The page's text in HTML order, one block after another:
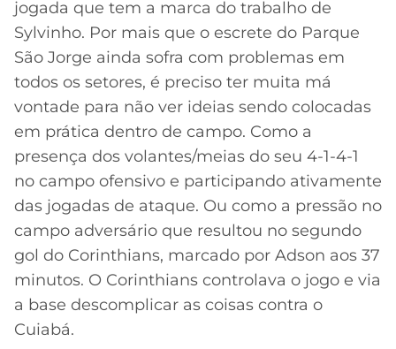
jogada que tem a marca do trabalho de
Sylvinho. Por mais que o escrete do Parque
São Jorge ainda sofra com problemas em
todos os setores, é preciso ter muita má
vontade para não ver ideias sendo colocadas
em prática dentro de campo. Como a
presença dos volantes/meias do seu 4-1-4-1
no campo ofensivo e participando ativamente
das jogadas de ataque. Ou como a pressão no
campo adversário que resultou no segundo
gol do Corinthians, marcado por Adson aos 37
minutos. O Corinthians controlava o jogo e via
a base descomplicar as coisas contra o
Cuiabá.